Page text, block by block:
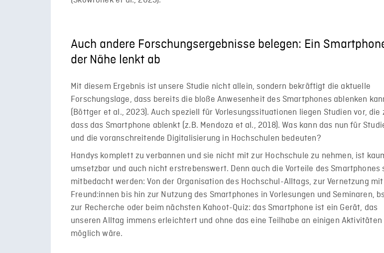
Auch andere Forschungsergebnisse belegen: Ein
der Nähe lenkt ab
Mit diesem Ergebnis ist unsere Studie nicht allein, sondern bekräftigt die aktuelle
Forschungslage, dass bereits die bloße Anwesenheit des Smartphones ablenken
(Böttger et al., 2023). Auch speziell für Vorlesungssituationen liegen Studien vor, die
dass das Smartphone ablenkt (z.B. Mendoza et al., 2018). Was kann das nun für
und die voranschreitende Digitalisierung in Hochschulen bedeuten?
Handys komplett zu verbannen und sie nicht mit zur Hochschule zu nehmen, ist
umsetzbar und auch nicht erstrebenswert. Denn auch die Vorteile des Smartphones
mitbedacht werden: Von der Organisation des Hochschul-Alltags, zur Vernetzung mit
Freund:innen bis hin zur Nutzung des Smartphones in Vorlesungen und Seminaren,
zur Recherche oder beim nächsten Kahoot-Quiz: das Smartphone ist ein Gerät, das
unseren Alltag immens erleichtert und ohne das eine Teilhabe an einigen Aktivitäten
möglich wäre.